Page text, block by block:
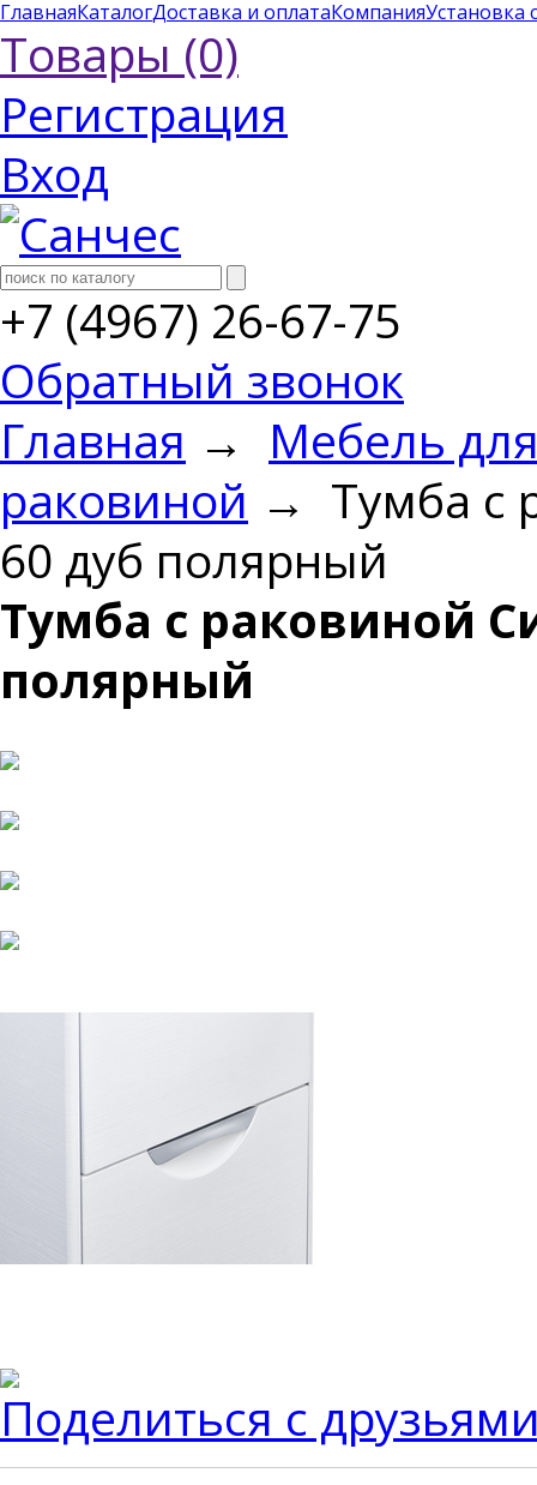
ГлавнаяКаталогДоставка и оплатаКомпанияУстановка
Товары (0)
Регистрация
Вход
+7 (4967) 26-67-75
Обратный звонок
Главная → Мебель
раковиной → Тумба с
60 дуб полярный
Тумба с раковиной
полярный
Поделиться с